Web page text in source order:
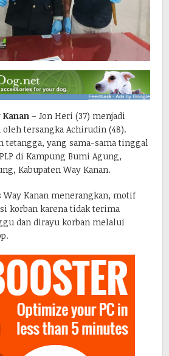
Kanan – Jon Heri (37) menjadi
tersangka Achirudin (48).
tetangga, yang sama-sama tinggal
di Kampung Bumi Agung,
Kabupaten Way Kanan.
Way Kanan menerangkan, motif
korban karena tidak terima
dan dirayu korban melalui